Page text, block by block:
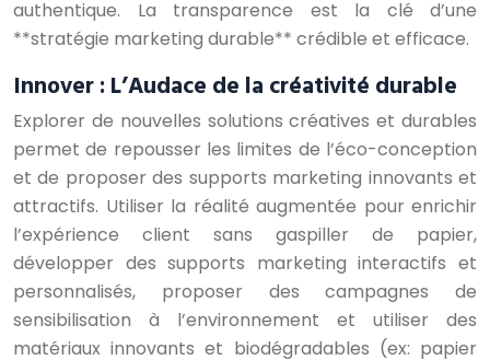
authentique. La transparence est la clé d’une
**stratégie marketing durable** crédible et efficace.
Innover : L’Audace de la créativité durable
Explorer de nouvelles solutions créatives et durables
permet de repousser les limites de l’éco-conception
et de proposer des supports marketing innovants et
attractifs. Utiliser la réalité augmentée pour enrichir
l’expérience client sans gaspiller de papier,
développer des supports marketing interactifs et
personnalisés, proposer des campagnes de
sensibilisation à l’environnement et utiliser des
matériaux innovants et biodégradables (ex: papier